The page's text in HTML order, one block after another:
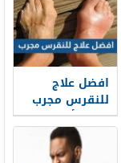
افضل علاج
للنقرس مجرب
2026 وأهم
أعراض الإصابة
بمرض النقرس